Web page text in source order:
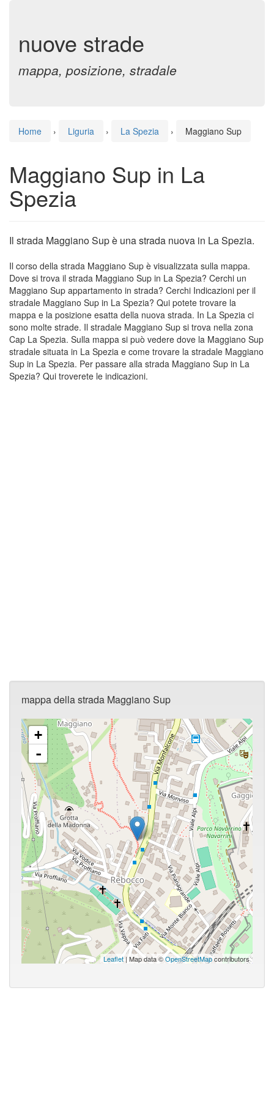
nuove strade
mappa, posizione, stradale
Home › Liguria › La Spezia › Maggiano Sup
Maggiano Sup in La
Spezia
Il strada Maggiano Sup è una strada nuova in La Spezia.
Il corso della strada Maggiano Sup è visualizzata sulla mappa.
Dove si trova il strada Maggiano Sup in La Spezia? Cerchi un
Maggiano Sup appartamento in strada? Cerchi Indicazioni per il
stradale Maggiano Sup in La Spezia? Qui potete trovare la
mappa e la posizione esatta della nuova strada. In La Spezia ci
sono molte strade. Il stradale Maggiano Sup si trova nella zona
Cap La Spezia. Sulla mappa si può vedere dove la Maggiano Sup
stradale situata in La Spezia e come trovare la stradale Maggiano
Sup in La Spezia. Per passare alla strada Maggiano Sup in La
Spezia? Qui troverete le indicazioni.
mappa della strada Maggiano Sup
+
-
Leaflet | Map data ©OpenStreetMapcontributors